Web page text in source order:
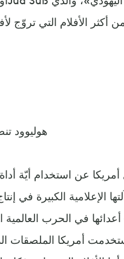
أكثر الأفلام التي
هوليوود
عن استخدام أيّة
الإعلامية الكبيرة في
أعدائها في الحرب
أمريكا الملصقات